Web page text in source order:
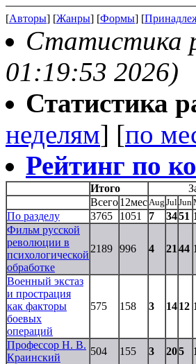
[Авторы] [Жанры] [Формы] [
Статистика
01:19:53 2026)
Статистика
неделям] [по
Рейтинг по
Итого
Всего12мес Aug Jul Jun
По разделу 3765 1051 7 3451
Фильм русской
революции в
психологической
обработке
2189 996 4 21 44
Военный экстаз
и прострация
как факторы
боевых
операций
575 158 3 1412
Профессор Н. В.
Краинский
504 155 3 205